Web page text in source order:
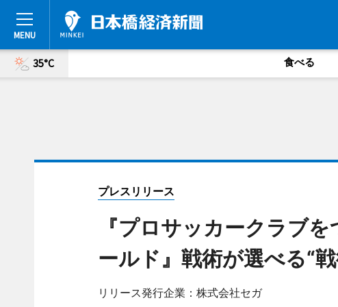
35°C 食べる
プレスリリース
『プロサッカークラブ
ールド』戦術が選べる“
リリース発行企業：株式会社セガ